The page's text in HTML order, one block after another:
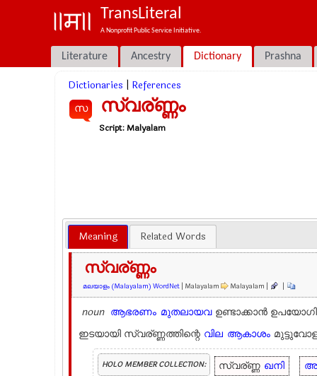
TransLiteral
A Nonprofit Public Service Initiative.
Literature Ancestry Dictionary Prashna
Dictionaries References
സ സ്വര്ണ്ണം
Script:Malyalam
Meaning Related Words
സ്വര്ണ്ണം
മലയാളം (Malayalam) WordNet| Malayalam Malayalam | |
noun ആഭരണം മുതലായവഉണ്ടാക്കാന്‍
ഇടയായി സ്വര്ണ്ണത്തിന്റെ വില ആകാശം
HOLO MEMBER COLLECTION: സ്വര്ണ്ണ ഖനി